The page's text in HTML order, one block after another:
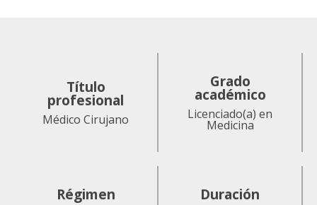
Título
profesional
Médico Cirujano
Grado
académico
Licenciado(a) en
Medicina
Régimen Duración